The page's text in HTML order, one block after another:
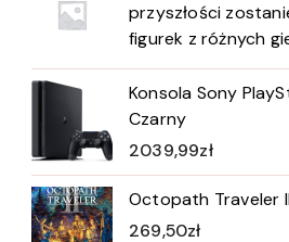
przyszłości
figurek z różnych
Konsola Sony
Czarny
2039,99zł
Octopath Traveler
269,50zł